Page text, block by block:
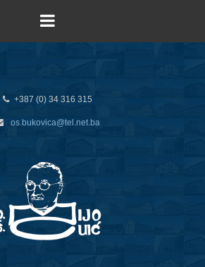
+387 (0) 34 316 315
os.bukovica@tel.net.ba